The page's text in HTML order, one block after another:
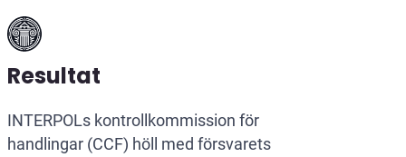
Resultat
INTERPOLs kontrollkommission för
handlingar (CCF) höll med försvarets